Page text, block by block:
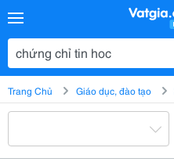
Trang Chủ Giáo dục, đào tạo